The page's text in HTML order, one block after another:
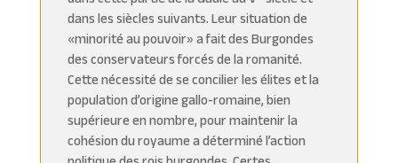
dans les siècles suivants. Leur situation de
«minorité au pouvoir» a fait des Burgondes
des conservateurs forcés de la romanité.
Cette nécessité de se concilier les élites et la
population d’origine gallo-romaine, bien
supérieure en nombre, pour maintenir la
cohésion du royaume a déterminé l’action